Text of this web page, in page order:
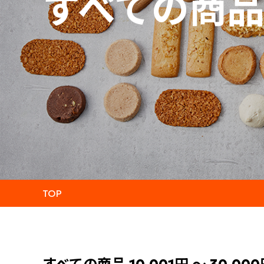
すべての商品
TOP